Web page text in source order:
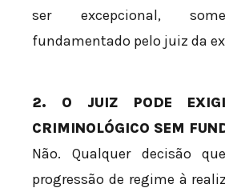
ser excepcional,
fundamentado pelo juiz da
2. O JUIZ PODE
CRIMINOLÓGICO SEM
Não. Qualquer decisão
progressão de regime à